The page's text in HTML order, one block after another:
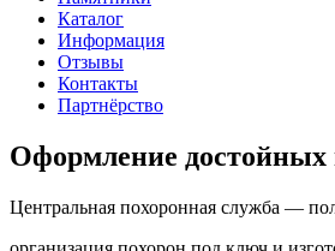
Каталог
Информация
Отзывы
Контакты
Партнёрство
Оформление достойных
Центральная похоронная служба —